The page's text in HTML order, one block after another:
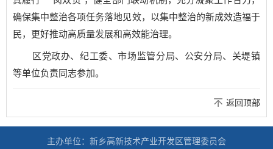
确保集中整治各项任务落地见效，以集中整治的新成效造福于
民，更好推动高质量发展和高效能治理。
区党政办、纪工委、市场监管分局、公安分局、关堤镇
等单位负责同志参加。
返回顶部
主办单位：新乡高新技术产业开发区管理委员会